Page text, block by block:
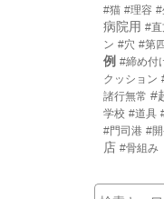
#猫 #理容 #
病院用 #
ン #穴 #第
例 #締め付
クッション
諸行無常 #
学校 #道具
#門司港 #
店 #骨組み